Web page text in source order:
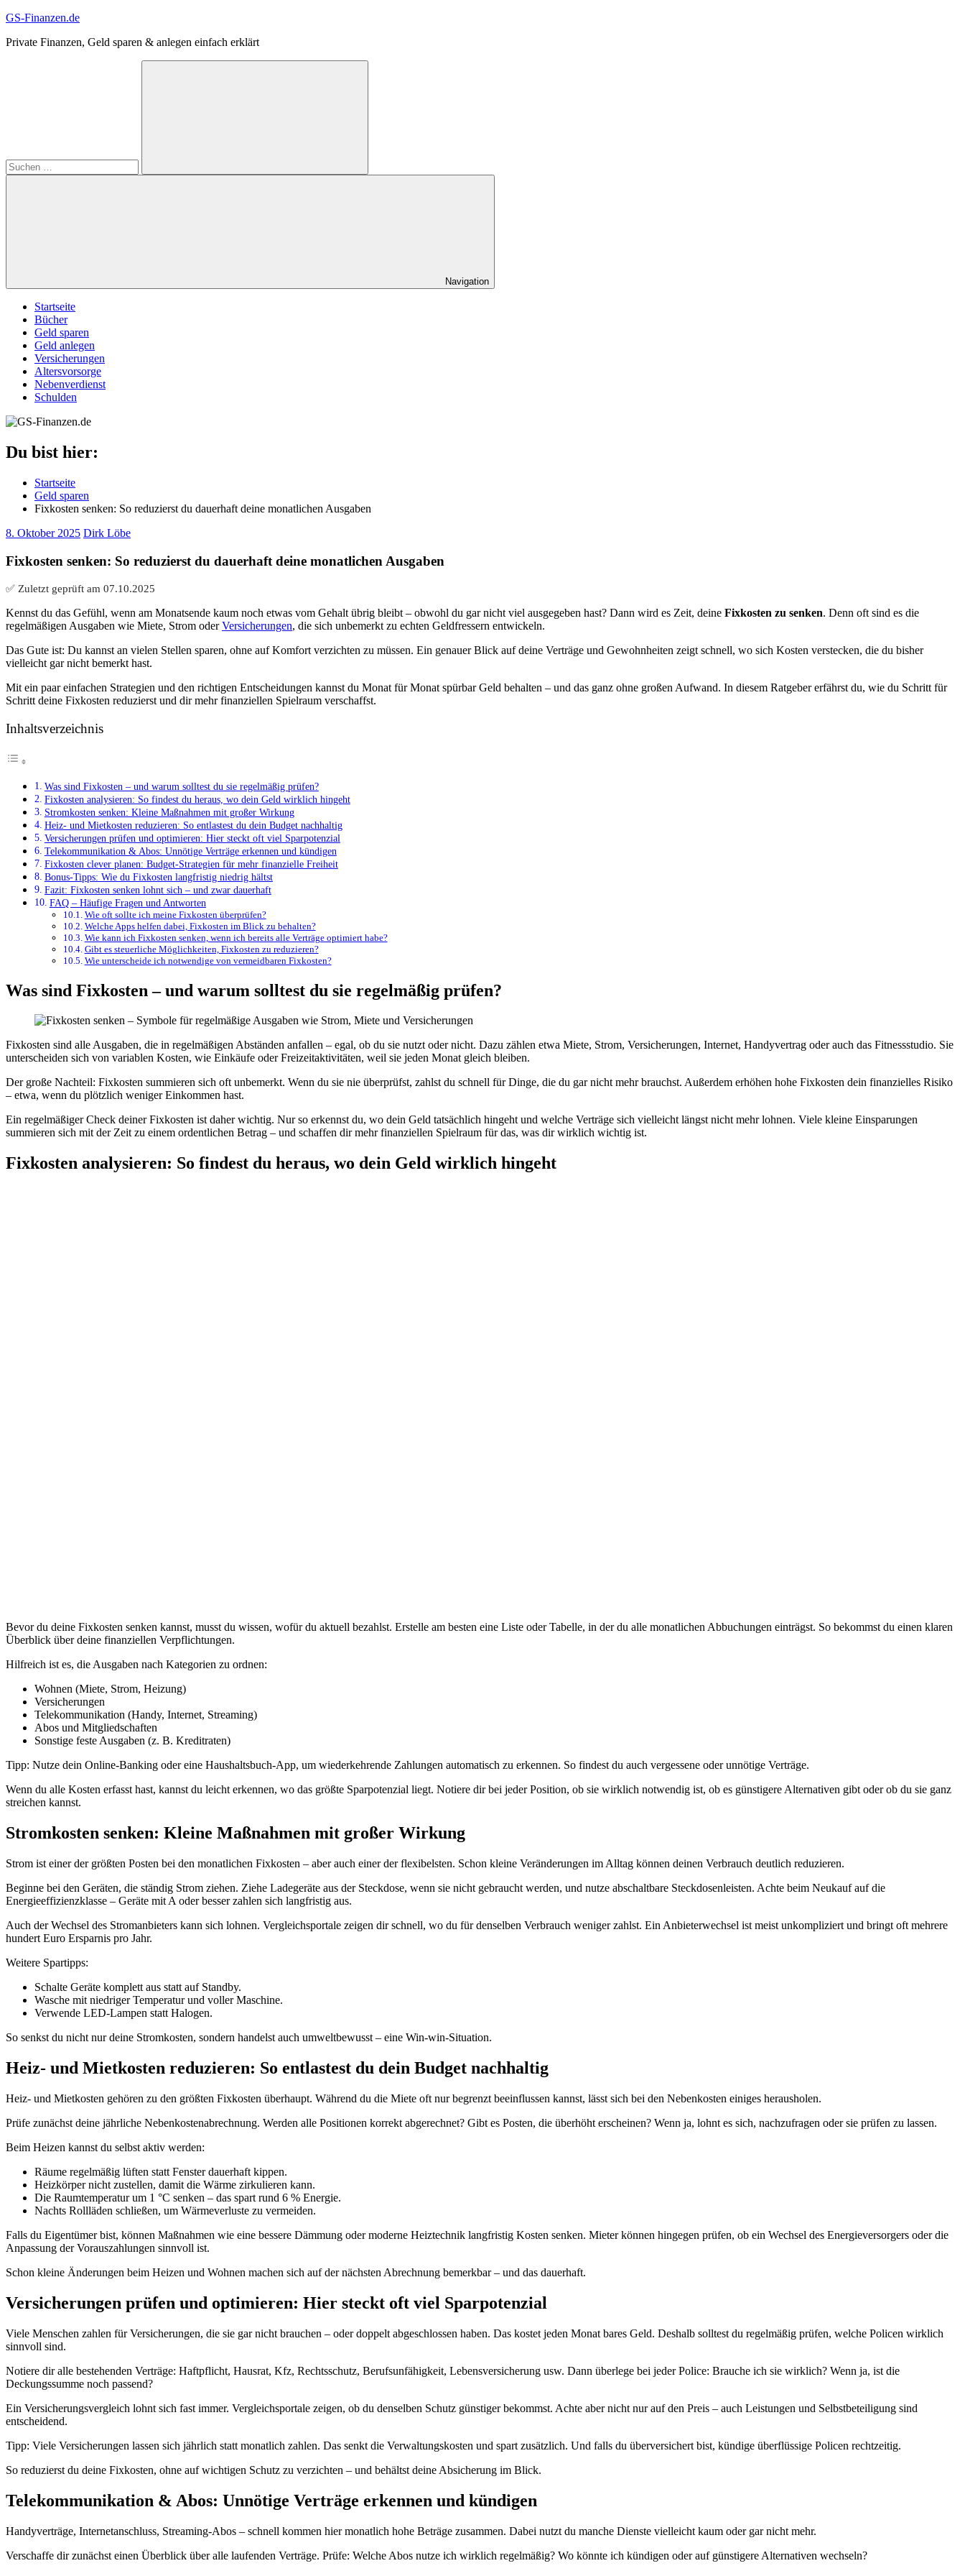
Zum
springen
GS-Finanzen.de
Private Finanzen, Geld sparen & anlegen einfach erklärt
Suchen
Navigation
Startseite
Bücher
Geld sparen
Geld anlegen
Versicherungen
Altersvorsorge
Nebenverdienst
Schulden
Du bist hier:
Startseite
Geld sparen
Fixkosten senken: So reduzierst du dauerhaft deine monatlichen Ausgaben
8. Oktober 2025 Dirk Löbe
Fixkosten senken: So reduzierst du dauerhaft deine monatlichen Ausgaben
✅ Zuletzt geprüft am 07.10.2025
Kennst du das Gefühl, wenn am Monatsende kaum noch etwas vom Gehalt übrig bleibt – obwohl du gar nicht viel ausgegeben hast? Dann wird es Zeit, deine Fixkosten zu senken. Denn oft sind es die
regelmäßigen Ausgaben wie Miete, Strom oderVersicherungen, die sich unbemerkt zu echten Geldfressern entwickeln.
Das Gute ist: Du kannst an vielen Stellen sparen, ohne auf Komfort verzichten zu müssen. Ein genauer Blick auf deine Verträge und Gewohnheiten zeigt schnell, wo sich Kosten verstecken, die du bisher
vielleicht gar nicht bemerkt hast.
Mit ein paar einfachen Strategien und den richtigen Entscheidungen kannst du Monat für Monat spürbar Geld behalten – und das ganz ohne großen Aufwand. In diesem Ratgeber erfährst du, wie du Schritt für
Schritt deine Fixkosten reduzierst und dir mehr finanziellen Spielraum verschaffst.
Inhaltsverzeichnis
Was sind Fixkosten – und warum solltest du sie regelmäßig prüfen?
Fixkosten analysieren: So findest du heraus, wo dein Geld wirklich hingeht
Stromkosten senken: Kleine Maßnahmen mit großer Wirkung
Heiz- und Mietkosten reduzieren: So entlastest du dein Budget nachhaltig
Versicherungen prüfen und optimieren: Hier steckt oft viel Sparpotenzial
Telekommunikation & Abos: Unnötige Verträge erkennen und kündigen
Fixkosten clever planen: Budget-Strategien für mehr finanzielle Freiheit
Bonus-Tipps: Wie du Fixkosten langfristig niedrig hältst
Fazit: Fixkosten senken lohnt sich – und zwar dauerhaft
FAQ – Häufige Fragen und Antworten
Wie oft sollte ich meine Fixkosten überprüfen?
Welche Apps helfen dabei, Fixkosten im Blick zu behalten?
Wie kann ich Fixkosten senken, wenn ich bereits alle Verträge optimiert habe?
Gibt es steuerliche Möglichkeiten, Fixkosten zu reduzieren?
Wie unterscheide ich notwendige von vermeidbaren Fixkosten?
Was sind Fixkosten – und warum solltest du sie regelmäßig prüfen?
Fixkosten sind alle Ausgaben, die in regelmäßigen Abständen anfallen – egal, ob du sie nutzt oder nicht. Dazu zählen etwa Miete, Strom, Versicherungen, Internet, Handyvertrag oder auch das Fitnessstudio. Sie
unterscheiden sich von variablen Kosten, wie Einkäufe oder Freizeitaktivitäten, weil sie jeden Monat gleich bleiben.
Der große Nachteil: Fixkosten summieren sich oft unbemerkt. Wenn du sie nie überprüfst, zahlst du schnell für Dinge, die du gar nicht mehr brauchst. Außerdem erhöhen hohe Fixkosten dein finanzielles Risiko
– etwa, wenn du plötzlich weniger Einkommen hast.
Ein regelmäßiger Check deiner Fixkosten ist daher wichtig. Nur so erkennst du, wo dein Geld tatsächlich hingeht und welche Verträge sich vielleicht längst nicht mehr lohnen. Viele kleine Einsparungen
summieren sich mit der Zeit zu einem ordentlichen Betrag – und schaffen dir mehr finanziellen Spielraum für das, was dir wirklich wichtig ist.
Fixkosten analysieren: So findest du heraus, wo dein Geld wirklich hingeht
Bevor du deine Fixkosten senken kannst, musst du wissen, wofür du aktuell bezahlst. Erstelle am besten eine Liste oder Tabelle, in der du alle monatlichen Abbuchungen einträgst. So bekommst du einen klaren
Überblick über deine finanziellen Verpflichtungen.
Hilfreich ist es, die Ausgaben nach Kategorien zu ordnen:
Wohnen (Miete, Strom, Heizung)
Versicherungen
Telekommunikation (Handy, Internet, Streaming)
Abos und Mitgliedschaften
Sonstige feste Ausgaben (z. B. Kreditraten)
Tipp: Nutze dein Online-Banking oder eine Haushaltsbuch-App, um wiederkehrende Zahlungen automatisch zu erkennen. So findest du auch vergessene oder unnötige Verträge.
Wenn du alle Kosten erfasst hast, kannst du leicht erkennen, wo das größte Sparpotenzial liegt. Notiere dir bei jeder Position, ob sie wirklich notwendig ist, ob es günstigere Alternativen gibt oder ob du sie ganz
streichen kannst.
Stromkosten senken: Kleine Maßnahmen mit großer Wirkung
Strom ist einer der größten Posten bei den monatlichen Fixkosten – aber auch einer der flexibelsten. Schon kleine Veränderungen im Alltag können deinen Verbrauch deutlich reduzieren.
Beginne bei den Geräten, die ständig Strom ziehen. Ziehe Ladegeräte aus der Steckdose, wenn sie nicht gebraucht werden, und nutze abschaltbare Steckdosenleisten. Achte beim Neukauf auf die
Energieeffizienzklasse – Geräte mit A oder besser zahlen sich langfristig aus.
Auch der Wechsel des Stromanbieters kann sich lohnen. Vergleichsportale zeigen dir schnell, wo du für denselben Verbrauch weniger zahlst. Ein Anbieterwechsel ist meist unkompliziert und bringt oft mehrere
hundert Euro Ersparnis pro Jahr.
Weitere Spartipps:
Schalte Geräte komplett aus statt auf Standby.
Wasche mit niedriger Temperatur und voller Maschine.
Verwende LED-Lampen statt Halogen.
So senkst du nicht nur deine Stromkosten, sondern handelst auch umweltbewusst – eine Win-win-Situation.
Heiz- und Mietkosten reduzieren: So entlastest du dein Budget nachhaltig
Heiz- und Mietkosten gehören zu den größten Fixkosten überhaupt. Während du die Miete oft nur begrenzt beeinflussen kannst, lässt sich bei den Nebenkosten einiges herausholen.
Prüfe zunächst deine jährliche Nebenkostenabrechnung. Werden alle Positionen korrekt abgerechnet? Gibt es Posten, die überhöht erscheinen? Wenn ja, lohnt es sich, nachzufragen oder sie prüfen zu lassen.
Beim Heizen kannst du selbst aktiv werden:
Räume regelmäßig lüften statt Fenster dauerhaft kippen.
Heizkörper nicht zustellen, damit die Wärme zirkulieren kann.
Die Raumtemperatur um 1 °C senken – das spart rund 6 % Energie.
Nachts Rollläden schließen, um Wärmeverluste zu vermeiden.
Falls du Eigentümer bist, können Maßnahmen wie eine bessere Dämmung oder moderne Heiztechnik langfristig Kosten senken. Mieter können hingegen prüfen, ob ein Wechsel des Energieversorgers oder die
Anpassung der Vorauszahlungen sinnvoll ist.
Schon kleine Änderungen beim Heizen und Wohnen machen sich auf der nächsten Abrechnung bemerkbar – und das dauerhaft.
Versicherungen prüfen und optimieren: Hier steckt oft viel Sparpotenzial
Viele Menschen zahlen für Versicherungen, die sie gar nicht brauchen – oder doppelt abgeschlossen haben. Das kostet jeden Monat bares Geld. Deshalb solltest du regelmäßig prüfen, welche Policen wirklich
sinnvoll sind.
Notiere dir alle bestehenden Verträge: Haftpflicht, Hausrat, Kfz, Rechtsschutz, Berufsunfähigkeit, Lebensversicherung usw. Dann überlege bei jeder Police: Brauche ich sie wirklich? Wenn ja, ist die
Deckungssumme noch passend?
Ein Versicherungsvergleich lohnt sich fast immer. Vergleichsportale zeigen, ob du denselben Schutz günstiger bekommst. Achte aber nicht nur auf den Preis – auch Leistungen und Selbstbeteiligung sind
entscheidend.
Tipp: Viele Versicherungen lassen sich jährlich statt monatlich zahlen. Das senkt die Verwaltungskosten und spart zusätzlich. Und falls du überversichert bist, kündige überflüssige Policen rechtzeitig.
So reduzierst du deine Fixkosten, ohne auf wichtigen Schutz zu verzichten – und behältst deine Absicherung im Blick.
Telekommunikation & Abos: Unnötige Verträge erkennen und kündigen
Handyverträge, Internetanschluss, Streaming-Abos – schnell kommen hier monatlich hohe Beträge zusammen. Dabei nutzt du manche Dienste vielleicht kaum oder gar nicht mehr.
Verschaffe dir zunächst einen Überblick über alle laufenden Verträge. Prüfe: Welche Abos nutze ich wirklich regelmäßig? Wo könnte ich kündigen oder auf günstigere Alternativen wechseln?